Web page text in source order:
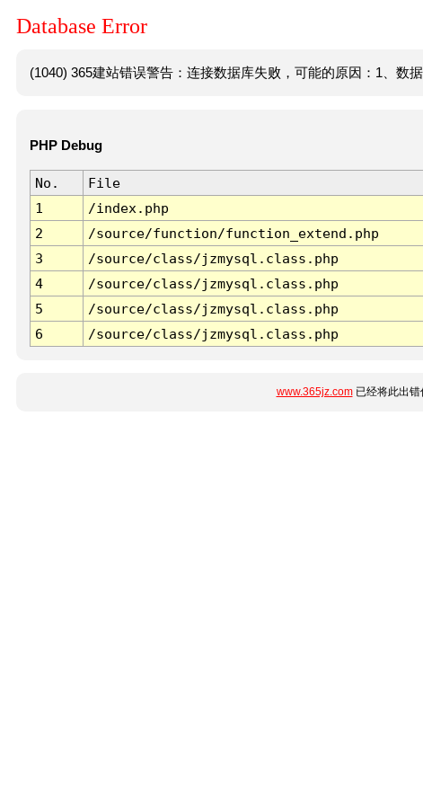
Database Error
(1040) 365建站错误警告：连接数据库失败，可能的原因：1、数
PHP Debug
No. File
1
/index.php
2
/source/function/function_extend.php
3
/source/class/jzmysql.class.php
4
/source/class/jzmysql.class.php
5
/source/class/jzmysql.class.php
6
/source/class/jzmysql.class.php
www.365jz.com已经将此出错